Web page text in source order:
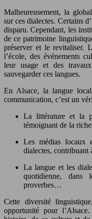
Malheureusement, la
sur ces dialectes. Certains
disparu. Cependant, les
de ce patrimoine
préserver et le revitaliser.
l’école, des événements
leur usage et des
sauvegarder ces langues.
En Alsace, la langue
communication, c’est un
La littérature et la
témoignant de la
Les médias locaux
dialectes, contribuant
La langue et les
quotidienne, dans
proverbes…
Cette diversité
opportunité pour